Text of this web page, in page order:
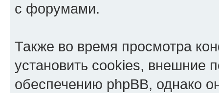
с форумами.
Также во время просмотра
установить cookies, внешние
обеспечению phpBB, однако